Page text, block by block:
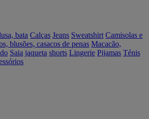
bata Calças Jeans Sweatshirt Camisolas e
blusões, casacos de penas Macacão,
Saia jaqueta shorts Lingerie Pijamas Ténis